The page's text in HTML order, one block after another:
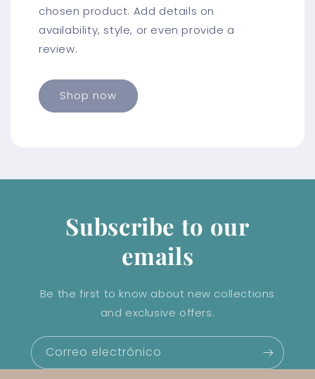
chosen product. Add details on
availability, style, or even provide a
review.
Shop now
Subscribe to our
emails
Be the first to know about new collections
and exclusive offers.
Correo electrónico